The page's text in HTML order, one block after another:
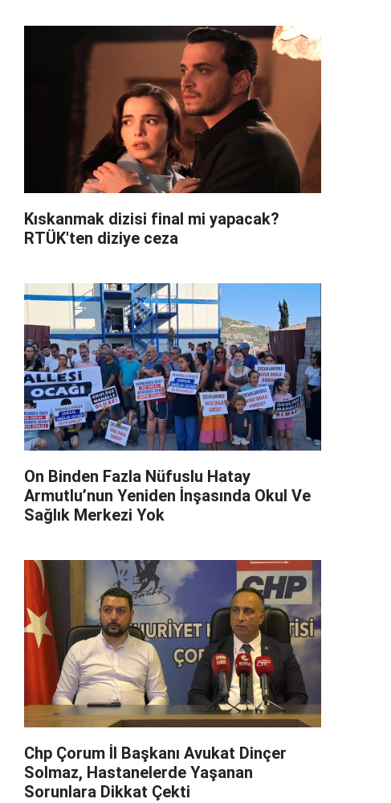
Kıskanmak dizisi final mi yapacak?
RTÜK'ten diziye ceza
On Binden Fazla Nüfuslu Hatay
Armutlu’nun Yeniden İnşasında Okul Ve
Sağlık Merkezi Yok
Chp Çorum İl Başkanı Avukat Dinçer
Solmaz, Hastanelerde Yaşanan
Sorunlara Dikkat Çekti